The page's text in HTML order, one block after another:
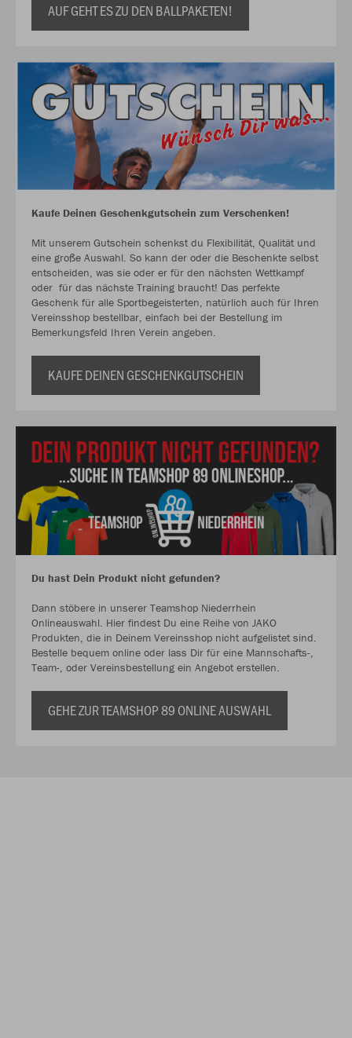
AUF GEHT ES ZU DEN BALLPAKETEN!
Kaufe Deinen Geschenkgutschein zum Verschenken!
Mit unserem Gutschein schenkst du Flexibilität, Qualität und
eine große Auswahl. So kann der oder die Beschenkte selbst
entscheiden, was sie oder er für den nächsten Wettkampf
oder für das nächste Training braucht! Das perfekte
Geschenk für alle Sportbegeisterten, natürlich auch für Ihren
Vereinsshop bestellbar, einfach bei der Bestellung im
Bemerkungsfeld Ihren Verein angeben.
KAUFE DEINEN GESCHENKGUTSCHEIN
Du hast Dein Produkt nicht gefunden?
Dann stöbere in unserer Teamshop Niederrhein
Onlineauswahl. Hier findest Du eine Reihe von JAKO
Produkten, die in Deinem Vereinsshop nicht aufgelistet sind.
Bestelle bequem online oder lass Dir für eine Mannschafts-,
Team-, oder Vereinsbestellung ein Angebot erstellen.
GEHE ZUR TEAMSHOP 89 ONLINE AUSWAHL